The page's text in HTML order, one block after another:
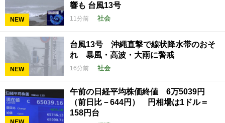
NEW
響も 台風13号
11分前 社会
NEW
台風13号 沖縄直撃で線状降水帯のおそ
れ 暴風・高波・大雨に警戒
16分前 社会
午前の日経平均株価終値 6万5039円
（前日比－644円） 円相場は1ドル＝
158円台